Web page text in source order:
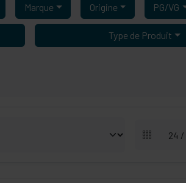
Marque Origine PG/VG
Type de Produit